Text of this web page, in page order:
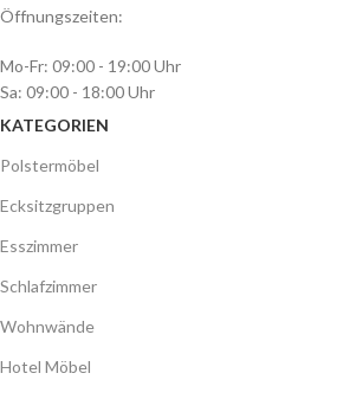
Öffnungszeiten:
Mo-Fr: 09:00 - 19:00 Uhr
Sa: 09:00 - 18:00 Uhr
KATEGORIEN
Polstermöbel
Ecksitzgruppen
Esszimmer
Schlafzimmer
Wohnwände
Hotel Möbel